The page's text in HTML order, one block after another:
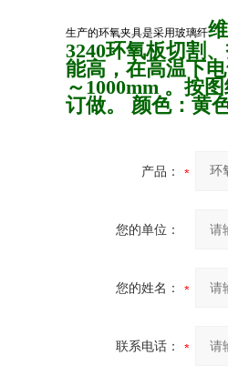
生产的环氧夹具是采用玻璃纤
3240环氧板切割
能高，在高温下
～1000mm 。按
订做。
颜色：黄
产品：
您的单位：
您的姓名：
联系电话：